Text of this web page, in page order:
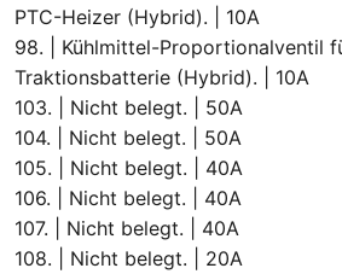
PTC-Heizer (Hybrid). | 10A
98. | Kühlmittel-Proportionalventil
Traktionsbatterie (Hybrid). | 10A
103. | Nicht belegt. | 50A
104. | Nicht belegt. | 50A
105. | Nicht belegt. | 40A
106. | Nicht belegt. | 40A
107. | Nicht belegt. | 40A
108. | Nicht belegt. | 20A